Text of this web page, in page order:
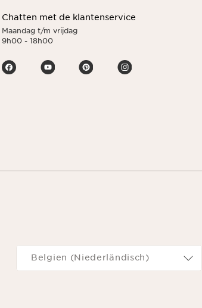
Chatten met de klantenservice
Maandag t/m vrijdag
9h00 - 18h00
Navigeren naar
Belgien (Niederländisch)